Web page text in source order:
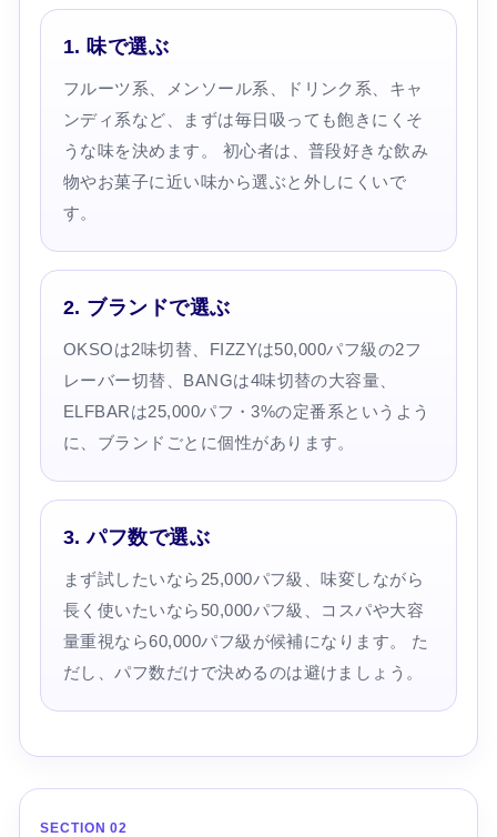
1. 味で選ぶ
フルーツ系、メンソール系、ドリンク系、キャ
ンディ系など、まずは毎日吸っても飽きにくそ
うな味を決めます。 初心者は、普段好きな飲み
物やお菓子に近い味から選ぶと外しにくいで
す。
2. ブランドで選ぶ
OKSOは2味切替、FIZZYは50,000パフ級の2フ
レーバー切替、BANGは4味切替の大容量、
ELFBARは25,000パフ・3%の定番系というよう
に、ブランドごとに個性があります。
3. パフ数で選ぶ
まず試したいなら25,000パフ級、味変しながら
長く使いたいなら50,000パフ級、コスパや大容
量重視なら60,000パフ級が候補になります。 た
だし、パフ数だけで決めるのは避けましょう。
SECTION 02